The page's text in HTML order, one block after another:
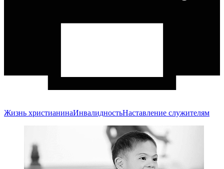
Жизнь христианинаИнвалидностьНаставление служителям